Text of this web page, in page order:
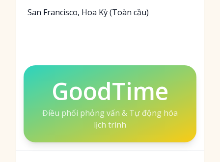
San Francisco, Hoa Kỳ (Toàn cầu)
GoodTime
Điều phối phỏng vấn & Tự động hóa
lịch trình